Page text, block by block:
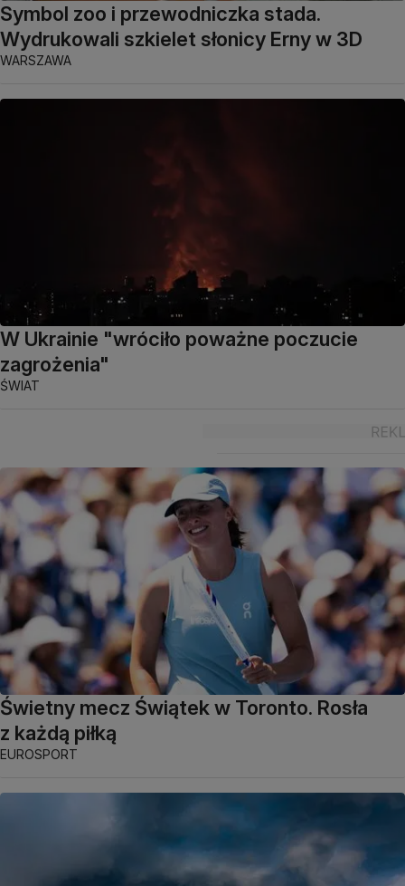
Symbol zoo i przewodniczka stada.
Wydrukowali szkielet słonicy Erny w 3D
WARSZAWA
W Ukrainie "wróciło poważne poczucie
zagrożenia"
ŚWIAT
Świetny mecz Świątek w Toronto. Rosła
z każdą piłką
EUROSPORT